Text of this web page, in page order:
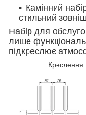
Камінний
стильний
Набір для
лише
підкреслює
Креслення